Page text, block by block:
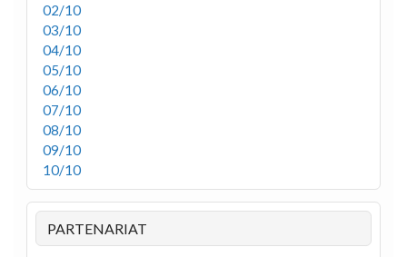
02/10
03/10
04/10
05/10
06/10
07/10
08/10
09/10
10/10
PARTENARIAT